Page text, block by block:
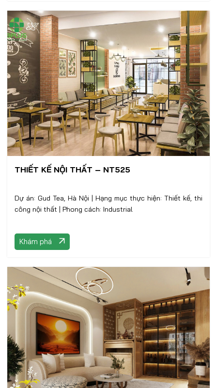
THIẾT KẾ NỘI THẤT – NT525
Dự án: Gud Tea, Hà Nội | Hạng mục thực hiện: Thiết kế, thi
công nội thất | Phong cách: Industrial
Khám phá